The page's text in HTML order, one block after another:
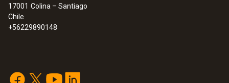
17001 Colina – Santiago
Chile
+56229890148